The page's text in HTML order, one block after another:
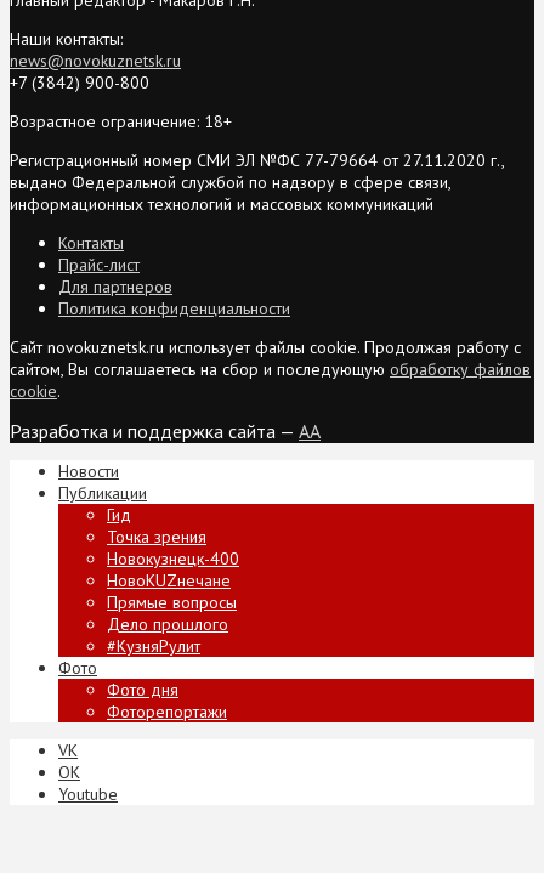
Наши контакты:
news@novokuznetsk.ru
+7 (3842) 900-800
Возрастное ограничение: 18+
Регистрационный номер СМИ ЭЛ №ФС 77-79664 от 27.11.2020 г.,
выдано Федеральной службой по надзору в сфере связи,
информационных технологий и массовых коммуникаций
Контакты
Прайс-лист
Для партнеров
Политика конфиденциальности
Сайт novokuznetsk.ru использует файлы cookie. Продолжая работу с
сайтом, Вы соглашаетесь на сбор и последующую обработку файлов
cookie.
Разработка и поддержка сайта — AA
Новости
Публикации
Гид
Точка зрения
Новокузнецк-400
НовоKUZнечане
Прямые вопросы
Дело прошлого
#КузняРулит
Фото
Фото дня
Фоторепортажи
VK
ОК
Youtube